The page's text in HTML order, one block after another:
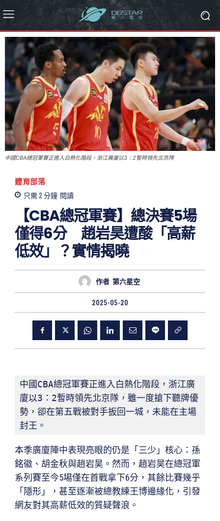
中國CBA總冠軍賽正進入白熱化階段，浙江廣廈以3：2暫時領先北京隊
體育部落
只需 2分鐘 閱讀
【CBA總冠軍賽】總決賽5場
僅得6分 趙岩昊遭酸「高薪
低效」？實情揭曉
作者 第六星空
2025-05-20
中國CBA總冠軍賽正進入白熱化階段，浙江廣
廈以3：2暫時領先北京隊，雖一度搶下聽牌優
勢，卻在第五戰被對手扳回一城，未能在主場
封王。
本季廣廈陣中表現亮眼的仍是「三少」核心：孫
銘徽、胡金秋與趙岩昊。然而，趙岩昊在總冠軍
系列賽至今5場僅在首戰拿下6分，其餘比賽幾乎
「隱形」，甚至逐漸被總教練王博邊緣化，引發
網友對其高薪低效的質疑聲浪。